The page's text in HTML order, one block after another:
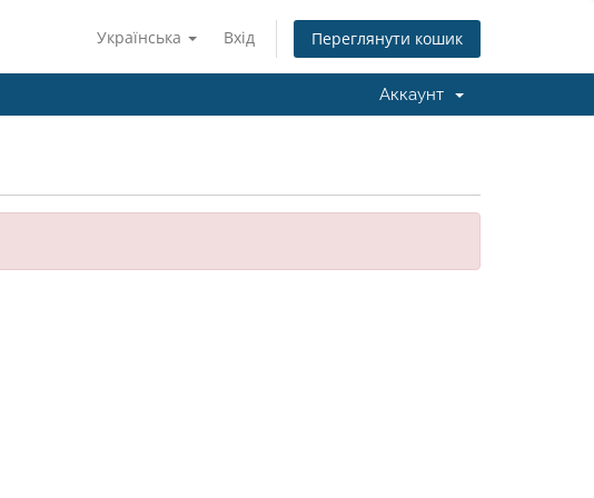
Українська Вхід Переглянути кошик
Аккаунт